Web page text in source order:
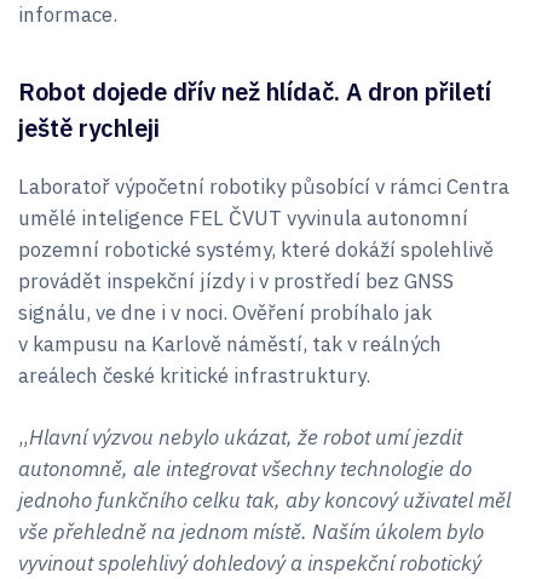
informace.
Robot dojede dřív než hlídač. A dron přiletí
ještě rychleji
Laboratoř výpočetní robotiky působící v rámci Centra
umělé inteligence FEL ČVUT vyvinula autonomní
pozemní robotické systémy, které dokáží spolehlivě
provádět inspekční jízdy i v prostředí bez GNSS
signálu, ve dne i v noci. Ověření probíhalo jak
v kampusu na Karlově náměstí, tak v reálných
areálech české kritické infrastruktury.
„Hlavní výzvou nebylo ukázat, že robot umí jezdit
autonomně, ale integrovat všechny technologie do
jednoho funkčního celku tak, aby koncový uživatel měl
vše přehledně na jednom místě. Naším úkolem bylo
vyvinout spolehlivý dohledový a inspekční robotický